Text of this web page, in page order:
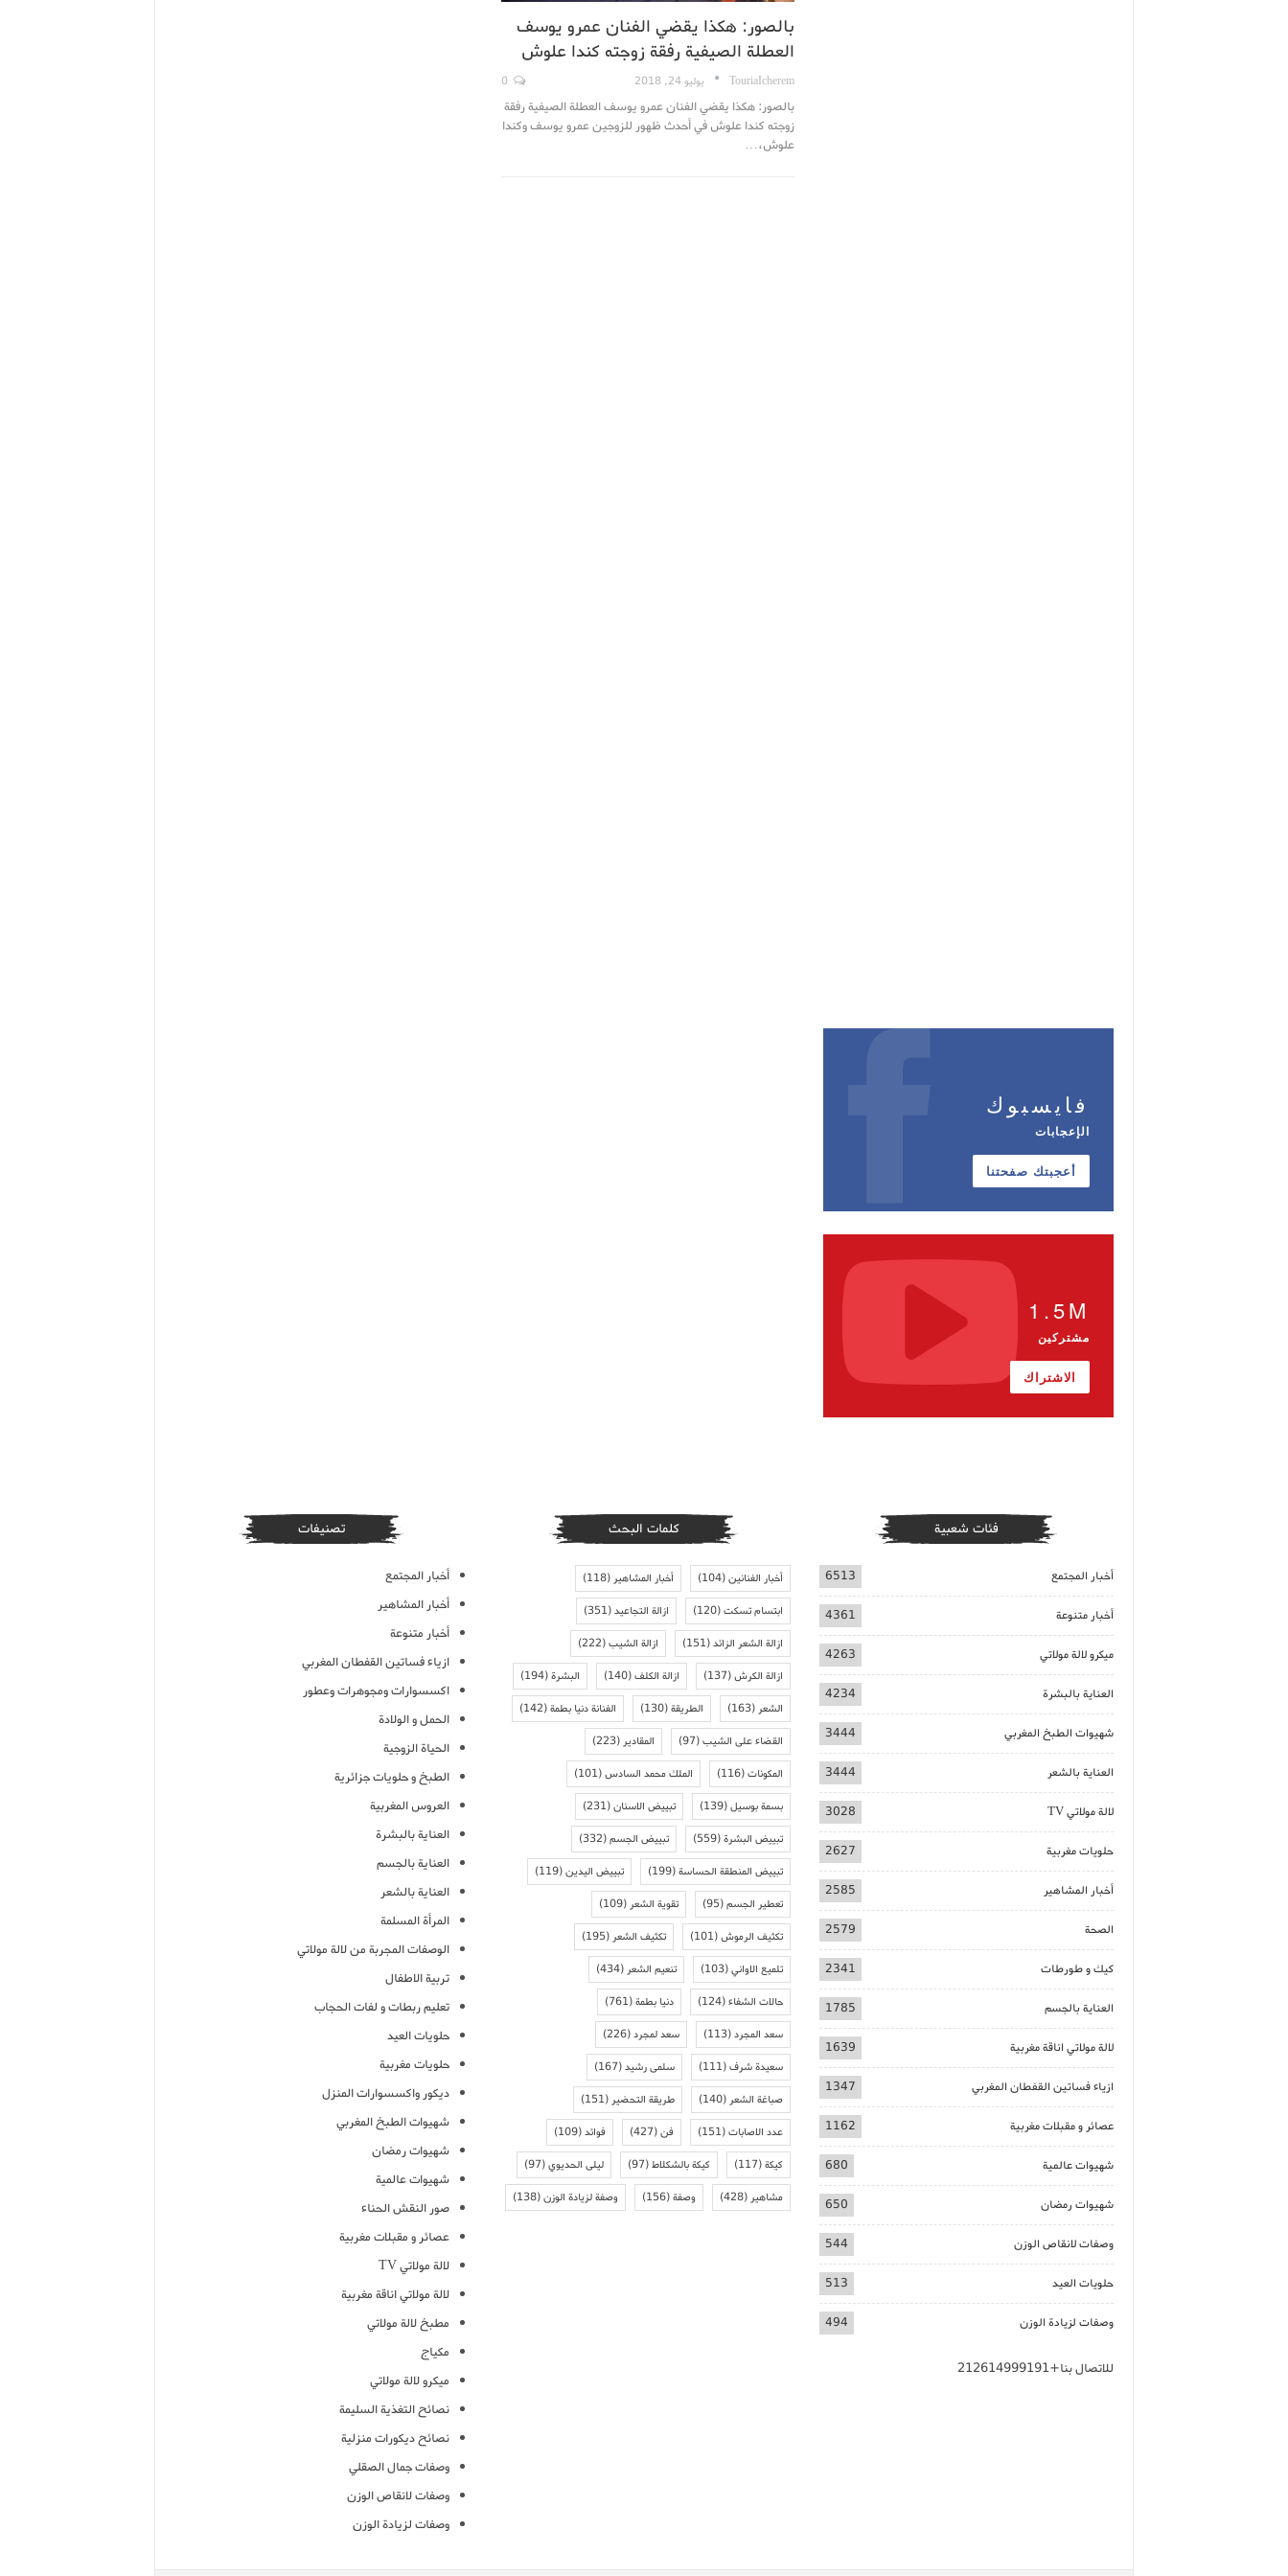
بالصور: هكذا يقضي الفنان عمرو يوسف
العطلة الصيفية رفقة زوجته كندا علوش
TouriaIcherem يوليو 24, 2018
بالصور: هكذا يقضي الفنان عمرو يوسف العطلة الصيفية رفقة
زوجته كندا علوش في أحدث ظهور للزوجين عمرو يوسف وكندا
علوش،…
فايسبوك
الإعجابات
أعجبتك صفحتنا
1.5M
مشتركين
الاشتراك
فئات شعبية
أخبار المجتمع 6513
أخبار متنوعة 4361
ميكرو لالة مولاتي 4263
العناية بالبشرة 4234
شهيوات الطبخ المغربي 3444
العناية بالشعر 3444
لالة مولاتي TV 3028
حلويات مغربية 2627
أخبار المشاهير 2585
الصحة 2579
كيك و طورطات 2341
العناية بالجسم 1785
لالة مولاتي اناقة مغربية 1639
ازياء فساتين القفطان المغربي 1347
عصائر و مقبلات مغربية 1162
شهيوات عالمية 680
شهيوات رمضان 650
وصفات لانقاص الوزن 544
حلويات العيد 513
وصفات لزيادة الوزن 494
للاتصال بنا+212614999191
كلمات البحث
أخبار الفنانين(104) أخبار المشاهير(118)
ابتسام تسكت(120) ازالة التجاعيد(351)
ازالة الشعر الزائد(151) ازالة الشيب(222)
ازالة الكرش(137) ازالة الكلف(140) البشرة(194)
الشعر(163) الطريقة(130) الفنانة دنيا بطمة(142)
القضاء على الشيب(97) المقادير(223)
المكونات(116) الملك محمد السادس(101)
بسمة بوسيل(139) تبييض الاسنان(231)
تبييض البشرة(559) تبييض الجسم(332)
تبييض المنطقة الحساسة(199) تبييض اليدين(119)
تعطير الجسم(95) تقوية الشعر(109)
تكثيف الرموش(101) تكثيف الشعر(195)
تلميع الاواني(103) تنعيم الشعر(434)
حالات الشفاء(124) دنيا بطمة(761)
سعد المجرد(113) سعد لمجرد(226)
سعيدة شرف(111) سلمى رشيد(167)
صباغة الشعر(140) طريقة التحضير(151)
عدد الاصابات(151) فن(427) فوائد(109)
كيكة(117) كيكة بالشكلاط(97) ليلى الحديوي(97)
مشاهير(428) وصفة(156) وصفة لزيادة الوزن(138)
تصنيفات
أخبار المجتمع
أخبار المشاهير
أخبار متنوعة
ازياء فساتين القفطان المغربي
اكسسوارات ومجوهرات وعطور
الحمل و الولادة
الحياة الزوجية
الطبخ و حلويات جزائرية
العروس المغربية
العناية بالبشرة
العناية بالجسم
العناية بالشعر
المرأة المسلمة
الوصفات المجربة من لالة مولاتي
تربية الاطفال
تعليم ربطات و لفات الحجاب
حلويات العيد
حلويات مغربية
ديكور واكسسوارات المنزل
شهيوات الطبخ المغربي
شهيوات رمضان
شهيوات عالمية
صور النقش الحناء
عصائر و مقبلات مغربية
لالة مولاتي TV
لالة مولاتي اناقة مغربية
مطبخ لالة مولاتي
مكياج
ميكرو لالة مولاتي
نصائح التغذية السليمة
نصائح ديكورات منزلية
وصفات جمال الصقلي
وصفات لانقاص الوزن
وصفات لزيادة الوزن